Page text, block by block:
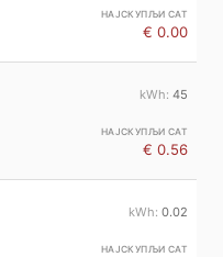
€ 0.00
45
€ 0.56
0.02